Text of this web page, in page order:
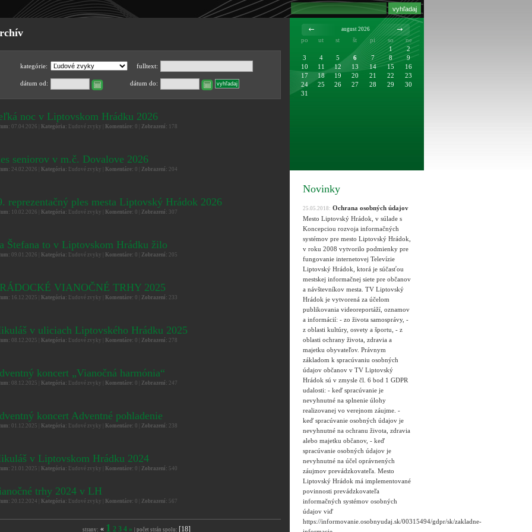
kategórie: fulltext:
dátum od: dátum do:
noc v Liptovskom Hrádku 2026
07.04.2026 | Kategória: Ľudové zvyky | Komentáre: 0 | Zobrazení: 178
seniorov v m.č. Dovalove 2026
24.02.2026 | Kategória: Ľudové zvyky | Komentáre: 0 | Zobrazení: 204
reprezentačný ples mesta Liptovský Hrádok 2026
10.02.2026 | Kategória: Ľudové zvyky | Komentáre: 0 | Zobrazení: 307
Štefana to v Liptovskom Hrádku žilo
09.01.2026 | Kategória: Ľudové zvyky | Komentáre: 0 | Zobrazení: 205
VIANOČNÉ TRHY 2025
16.12.2025 | Kategória: Ľudové zvyky | Komentáre: 0 | Zobrazení: 233
v uliciach Liptovského Hrádku 2025
08.12.2025 | Kategória: Ľudové zvyky | Komentáre: 0 | Zobrazení: 278
koncert „Vianočná harmónia“
08.12.2025 | Kategória: Ľudové zvyky | Komentáre: 0 | Zobrazení: 247
koncert Adventné pohladenie
01.12.2025 | Kategória: Ľudové zvyky | Komentáre: 0 | Zobrazení: 238
v Liptovskom Hrádku 2024
21.01.2025 | Kategória: Ľudové zvyky | Komentáre: 0 | Zobrazení: 540
trhy 2024 v LH
20.12.2024 | Kategória: Ľudové zvyky | Komentáre: 0 | Zobrazení: 567
strany: « 1 2 3 4 » | počet strán spolu: [18]
august 2026
po ut st št pi so
ne
1
2
3
4 5 6 7 8
9
10
11 12 13 14 15
16
17
18 19 20 21 22
23
24
25 26 27 28 29
30
31
Novinky
25.05.2018: Ochrana osobných údajov
Mesto Liptovský Hrádok, v súlade s
Koncepciou rozvoja informačných
systémov pre mesto Liptovský Hrádok,
v roku 2008 vytvorilo podmienky pre
fungovanie internetovej Televízie
Liptovský Hrádok, ktorá je súčasťou
mestskej informačnej siete pre občanov
a návštevníkov mesta. TV Liptovský
Hrádok je vytvorená za účelom
publikovania videoreportáží, oznamov
a informácií: - zo života samosprávy, -
z oblasti kultúry, osvety a športu, - z
oblasti ochrany života, zdravia a
majetku obyvateľov. Právnym
základom k spracúvaniu osobných
údajov občanov v TV Liptovský
Hrádok sú v zmysle čl. 6 bod 1 GDPR
udalosti: - keď spracúvanie je
nevyhnutné na splnenie úlohy
realizovanej vo verejnom záujme. -
keď spracúvanie osobných údajov je
nevyhnutné na ochranu života, zdravia
alebo majetku občanov, - keď
spracúvanie osobných údajov je
nevyhnutné na účel oprávnených
záujmov prevádzkovateľa. Mesto
Liptovský Hrádok má implementované
povinnosti prevádzkovateľa
informačných systémov osobných
údajov viď
https://informovanie.osobnyudaj.sk/00315494/gdpr/sk/zakladne-